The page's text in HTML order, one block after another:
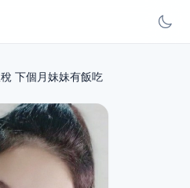
下個月妹妹有飯吃